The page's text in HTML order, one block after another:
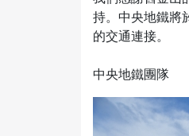
持。中央地鐵將
的交通連接。
中央地鐵團隊